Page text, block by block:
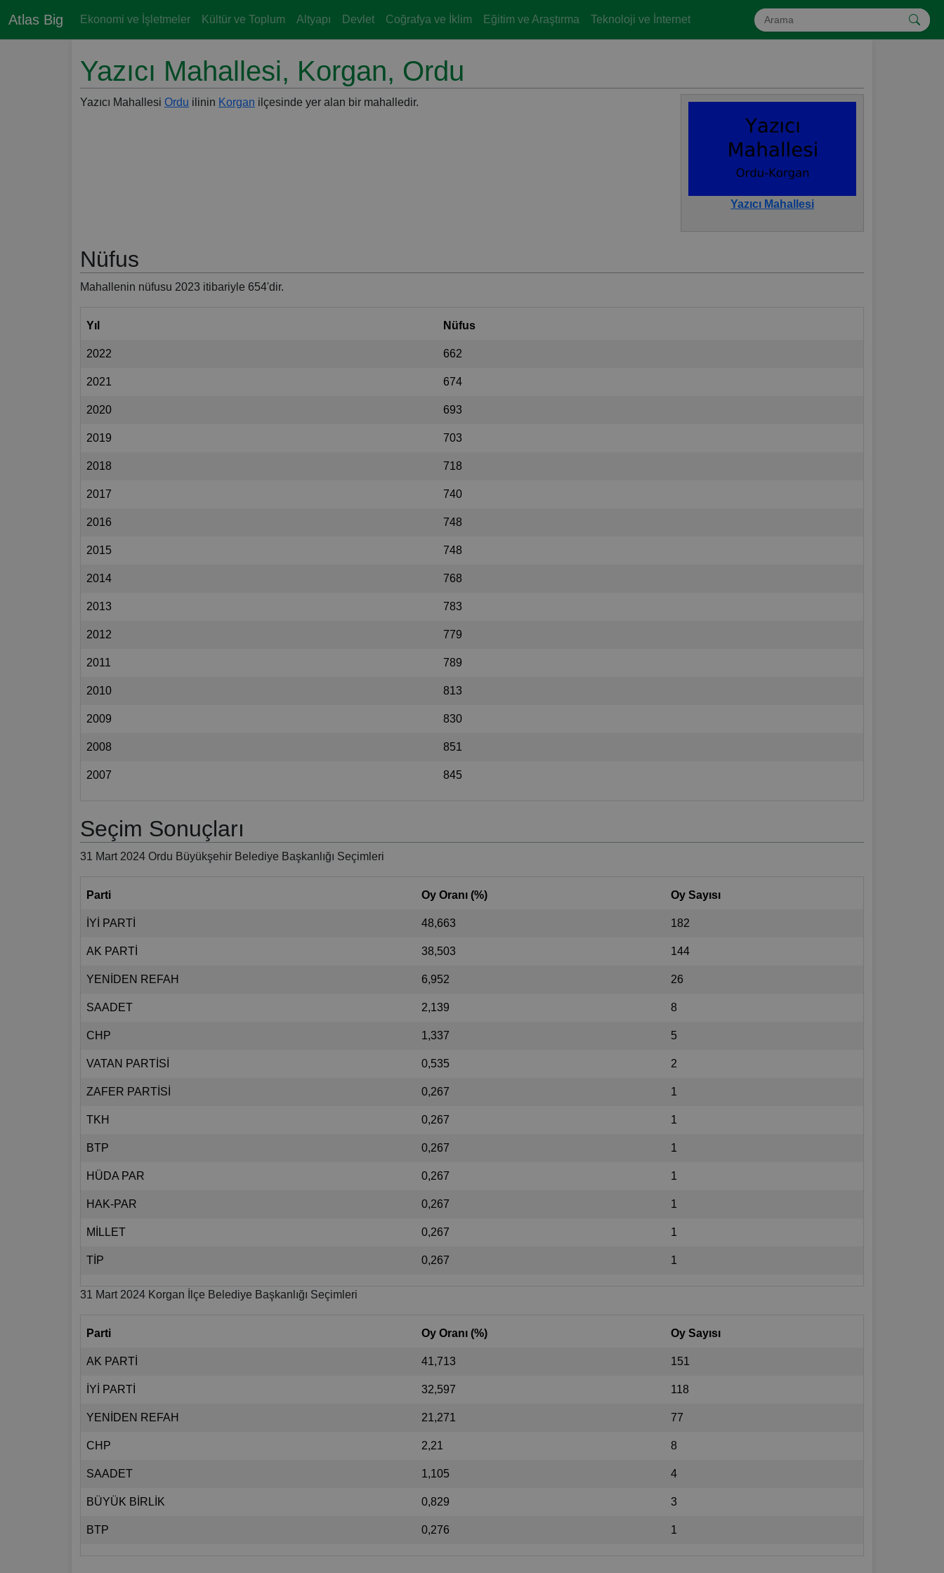
Atlas Big Ekonomi ve İşletmeler Kültür ve Toplum Altyapı Devlet Coğrafya ve İklim Eğitim ve Araştırma Teknoloji ve İnternet
Yazıcı Mahallesi, Korgan, Ordu
Yazıcı Mahallesi Ordu ilinin Korgan ilçesinde yer alan bir mahalledir.
Yazıcı Mahallesi
Nüfus
Mahallenin nüfusu 2023 itibariyle 654'dir.
Yıl Nüfus
2022 662
2021 674
2020 693
2019 703
2018 718
2017 740
2016 748
2015 748
2014 768
2013 783
2012 779
2011 789
2010 813
2009 830
2008 851
2007 845
Seçim Sonuçları
31 Mart 2024 Ordu Büyükşehir Belediye Başkanlığı Seçimleri
Parti Oy Oranı (%) Oy Sayısı
İYİ PARTİ 48,663 182
AK PARTİ 38,503 144
YENİDEN REFAH 6,952 26
SAADET 2,139 8
CHP 1,337 5
VATAN PARTİSİ 0,535 2
ZAFER PARTİSİ 0,267 1
TKH 0,267 1
BTP 0,267 1
HÜDA PAR 0,267 1
HAK-PAR 0,267 1
MİLLET 0,267 1
TİP 0,267 1
31 Mart 2024 Korgan İlçe Belediye Başkanlığı Seçimleri
Parti Oy Oranı (%) Oy Sayısı
AK PARTİ 41,713 151
İYİ PARTİ 32,597 118
YENİDEN REFAH 21,271 77
CHP 2,21 8
SAADET 1,105 4
BÜYÜK BİRLİK 0,829 3
BTP 0,276 1